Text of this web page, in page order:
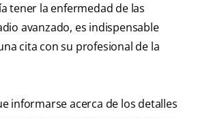
tener la enfermedad de las
avanzado, es indispensable
cita con su profesional de la
informarse acerca de los detalles